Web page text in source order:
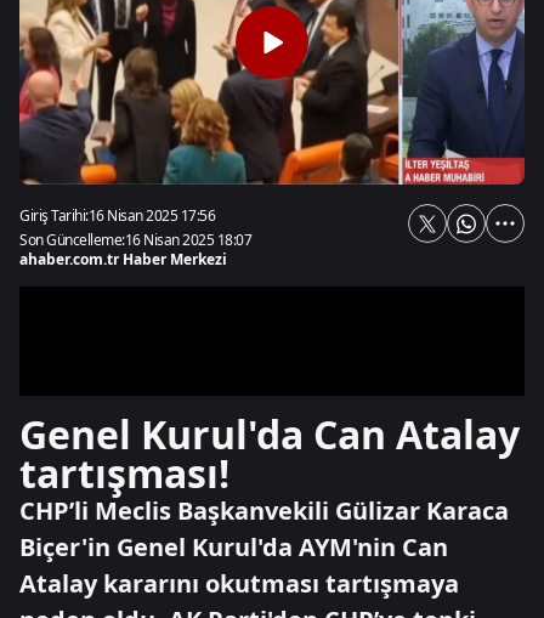
Giriş Tarihi:16 Nisan 2025 17:56
Son Güncelleme:16 Nisan 2025 18:07
ahaber.com.tr Haber Merkezi
Genel Kurul'da Can Atalay
tartışması!
CHP’li Meclis Başkanvekili Gülizar Karaca
Biçer'in Genel Kurul'da AYM'nin Can
Atalay kararını okutması tartışmaya